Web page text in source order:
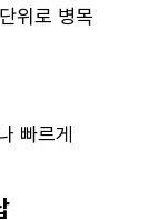
위로 병목
빠르게